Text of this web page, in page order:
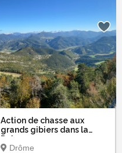
Action de chasse aux
grands gibiers dans la
Drôme
Drôme